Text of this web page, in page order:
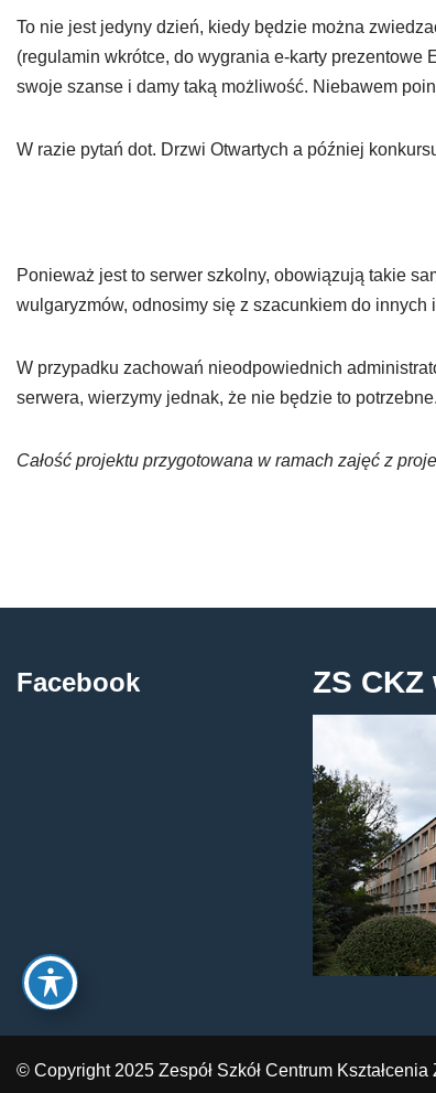
To nie jest jedyny dzień, kiedy będzie można
(regulamin wkrótce, do wygrania e-karty prezentowe
swoje szanse i damy taką możliwość. Niebawem
W razie pytań dot. Drzwi Otwartych a później
Ponieważ jest to serwer szkolny, obowiązują takie
wulgaryzmów, odnosimy się z szacunkiem do innych
W przypadku zachowań nieodpowiednich
serwera, wierzymy jednak, że nie będzie to potrzebne.
Całość projektu przygotowana w ramach zajęć z
Facebook ZS
© Copyright 2025 Zespół Szkół Centrum